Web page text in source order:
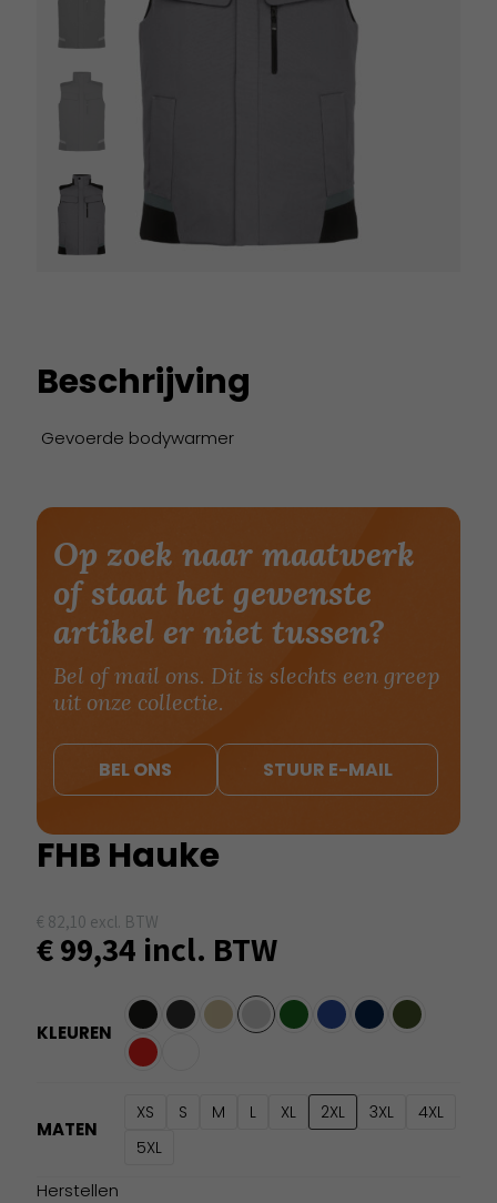
Beschrijving
Gevoerde bodywarmer
Op zoek naar maatwerk
of staat het gewenste
artikel er niet tussen?
Bel of mail ons. Dit is slechts een greep
uit onze collectie.
BEL ONS STUUR E-MAIL
FHB Hauke
€ 82,10 excl. BTW
€99,34 incl. BTW
KLEUREN
MATEN
XS S M L XL 2XL 3XL
4XL
5XL
Herstellen